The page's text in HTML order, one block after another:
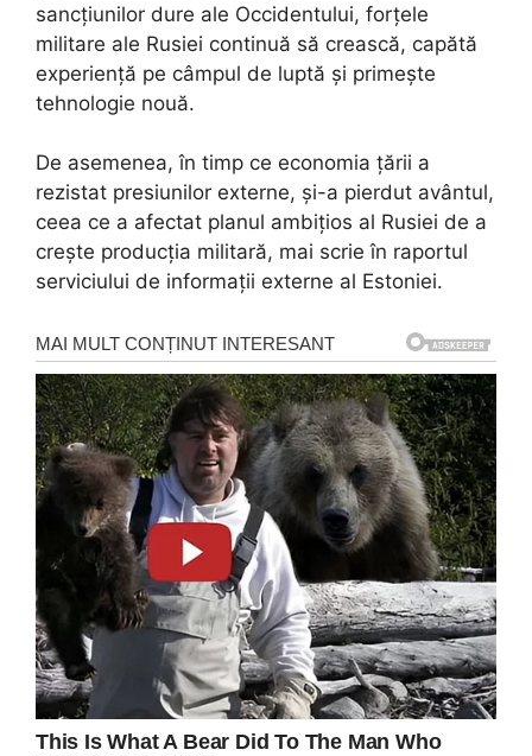
sancțiunilor dure ale Occidentului, forțele
militare ale Rusiei continuă să crească, capătă
experiență pe câmpul de luptă și primește
tehnologie nouă.
De asemenea, în timp ce economia țării a
rezistat presiunilor externe, și-a pierdut avântul,
ceea ce a afectat planul ambițios al Rusiei de a
crește producția militară, mai scrie în raportul
serviciului de informații externe al Estoniei.